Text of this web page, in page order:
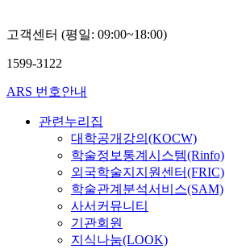
고객센터 (평일: 09:00~18:00)
1599-3122
ARS 번호안내
관련누리집
대학공개강의(KOCW)
학술정보통계시스템(Rinfo)
외국학술지지원센터(FRIC)
학술관계분석서비스(SAM)
사서커뮤니티
기관회원
지식나눔(LOOK)